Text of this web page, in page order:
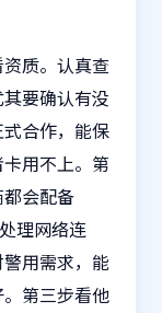
质。认真查
要确认有没
合作，能保
用不上。第
会配备
理网络连
用需求，能
第三步看他